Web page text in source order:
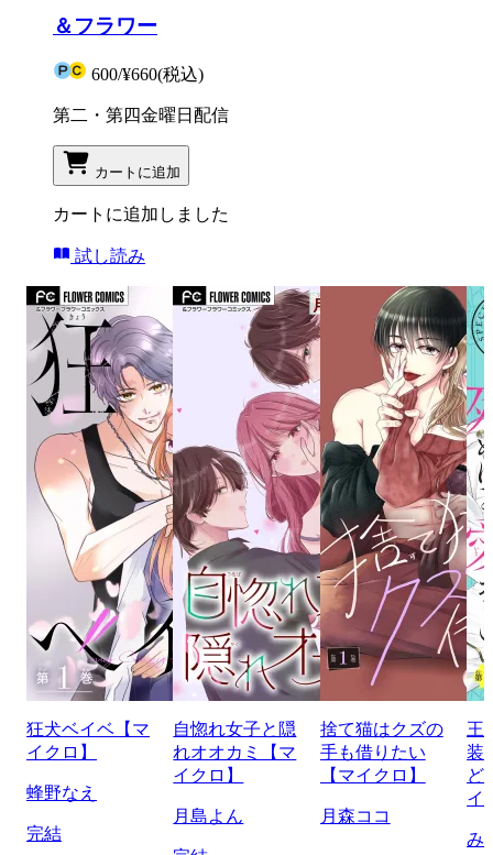
＆フラワー
600/¥660(税込)
第二・第四金曜日配信
カートに追加
カートに追加しました
試し読み
狂犬ベイベ【マ
イクロ】
蜂野なえ
完結
自惚れ女子と隠
れオオカミ【マ
イクロ】
月島よん
捨て猫はクズの
手も借りたい
【マイクロ】
月森ココ
王
装
ど
イ
み